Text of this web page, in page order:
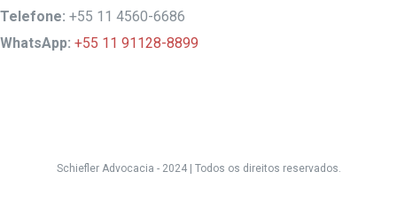
Telefone: +55 11 4560-6686
WhatsApp: +55 11 91128-8899
Schiefler Advocacia - 2024 | Todos os direitos reservados.